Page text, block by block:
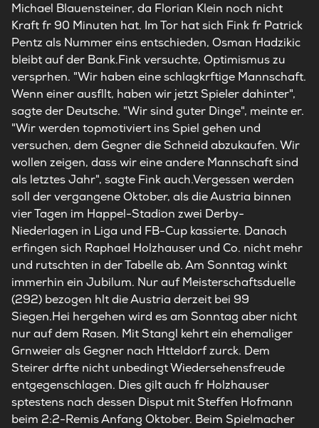
Michael Blauensteiner, da Florian Klein noch nicht
Kraft fr 90 Minuten hat. Im Tor hat sich Fink fr Patrick
Pentz als Nummer eins entschieden, Osman Hadzikic
bleibt auf der Bank.Fink versuchte, Optimismus zu
versprhen. "Wir haben eine schlagkrftige Mannschaft.
Wenn einer ausfllt, haben wir jetzt Spieler dahinter",
sagte der Deutsche. "Wir sind guter Dinge", meinte er.
"Wir werden topmotiviert ins Spiel gehen und
versuchen, dem Gegner die Schneid abzukaufen. Wir
wollen zeigen, dass wir eine andere Mannschaft sind
als letztes Jahr", sagte Fink auch.Vergessen werden
soll der vergangene Oktober, als die Austria binnen
vier Tagen im Happel-Stadion zwei Derby-
Niederlagen in Liga und FB-Cup kassierte. Danach
erfingen sich Raphael Holzhauser und Co. nicht mehr
und rutschten in der Tabelle ab. Am Sonntag winkt
immerhin ein Jubilum. Nur auf Meisterschaftsduelle
(292) bezogen hlt die Austria derzeit bei 99
Siegen.Hei hergehen wird es am Sonntag aber nicht
nur auf dem Rasen. Mit Stangl kehrt ein ehemaliger
Grnweier als Gegner nach Htteldorf zurck. Dem
Steirer drfte nicht unbedingt Wiedersehensfreude
entgegenschlagen. Dies gilt auch fr Holzhauser
sptestens nach dessen Disput mit Steffen Hofmann
beim 2:2-Remis Anfang Oktober. Beim Spielmacher